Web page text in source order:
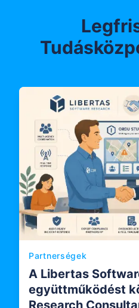
Partnerségek
A Libertas
együttműködést
Research